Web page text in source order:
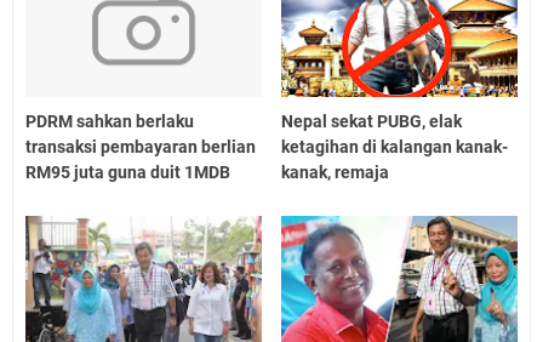
PDRM sahkan berlaku
transaksi pembayaran berlian
RM95 juta guna duit 1MDB
Nepal sekat PUBG, elak
ketagihan di kalangan kanak-
kanak, remaja